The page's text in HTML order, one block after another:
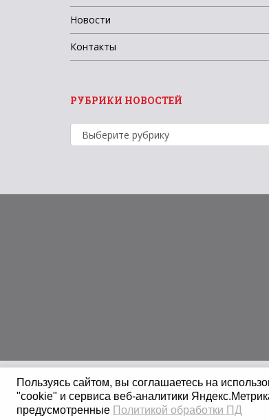
Новости
Контакты
РУБРИКИ НОВОСТЕЙ
Рубрики
новостей
Пользуясь сайтом, вы соглашаетесь на
"cookie" и сервиса веб-аналитики
предусмотренные Политикой обработки ПД